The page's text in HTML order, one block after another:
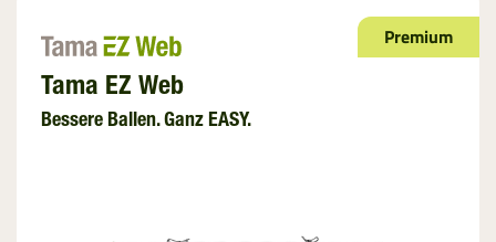
Bindegarn
Premium
Tama EZ Web
Bessere Ballen. Ganz EASY.